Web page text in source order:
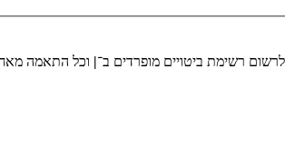
רשימת ביטויים מופרדים ב־| וכל התאמה